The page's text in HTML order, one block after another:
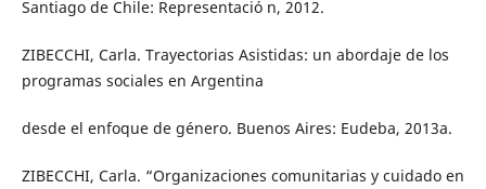
Santiago de Chile: Representació n, 2012.
ZIBECCHI, Carla. Trayectorias Asistidas: un abordaje de los
programas sociales en Argentina
desde el enfoque de género. Buenos Aires: Eudeba, 2013a.
ZIBECCHI, Carla. “Organizaciones comunitarias y cuidado en